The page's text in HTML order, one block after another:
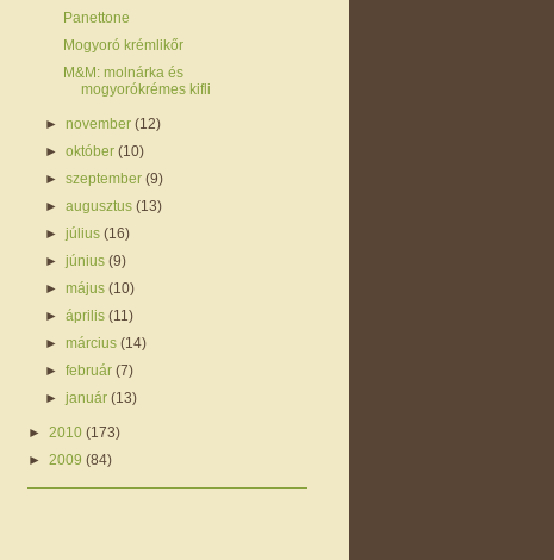
Panettone
Mogyoró krémlikőr
M&M: molnárka és
mogyorókrémes kifli
►november(12)
►október(10)
►szeptember(9)
►augusztus(13)
►július(16)
►június(9)
►május(10)
►április(11)
►március(14)
►február(7)
►január(13)
► 2010 (173)
► 2009 (84)